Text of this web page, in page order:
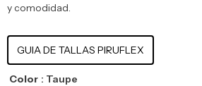
y comodidad.
GUIA DE TALLAS PIRUFLEX
Color : Taupe